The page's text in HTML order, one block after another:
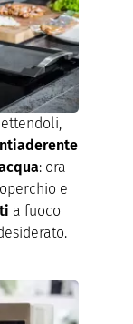
: ora
e
a fuoco